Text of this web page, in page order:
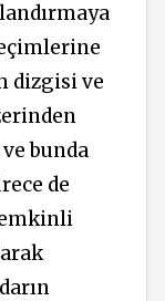
dizgisi ve
bunda
de